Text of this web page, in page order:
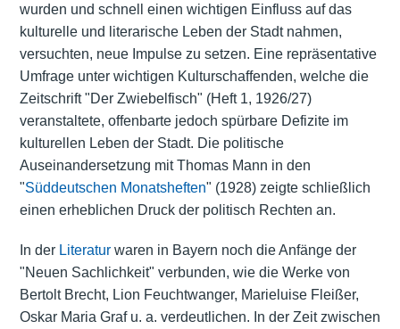
wurden und schnell einen wichtigen Einfluss auf das
kulturelle und literarische Leben der Stadt nahmen,
versuchten, neue Impulse zu setzen. Eine repräsentative
Umfrage unter wichtigen Kulturschaffenden, welche die
Zeitschrift "Der Zwiebelfisch" (Heft 1, 1926/27)
veranstaltete, offenbarte jedoch spürbare Defizite im
kulturellen Leben der Stadt. Die politische
Auseinandersetzung mit Thomas Mann in den
"Süddeutschen Monatsheften" (1928) zeigte schließlich
einen erheblichen Druck der politisch Rechten an.
In der Literaturwaren in Bayern noch die Anfänge der
"Neuen Sachlichkeit" verbunden, wie die Werke von
Bertolt Brecht, Lion Feuchtwanger, Marieluise Fleißer,
Oskar Maria Graf u. a. verdeutlichen. In der Zeit zwischen